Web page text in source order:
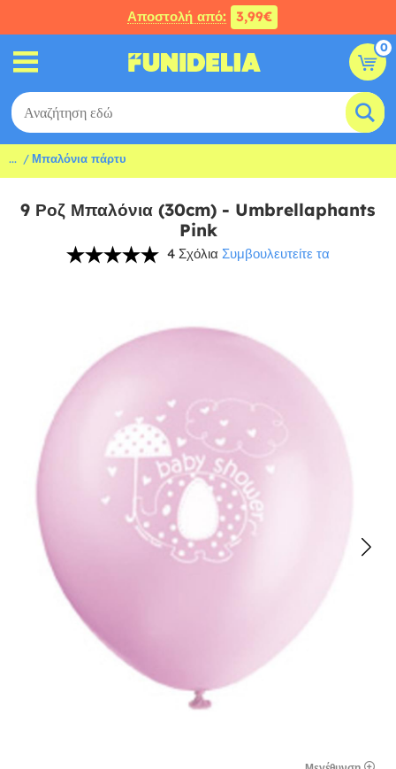
Αποστολή από: 3,99€
0
... Μπαλόνια πάρτυ
9 Ροζ Μπαλόνια (30cm) - Umbrellaphants
Pink
4 Σχόλια Συμβουλευτείτε τα